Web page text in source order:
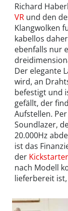
Richard
VR und den
Klangwolken
kabellos
ebenfalls nur
Der elegante
wird, an
befestigt und
gefällt, der
Aufstellen.
Soundlazer,
20.000Hz
ist das
der Kickstarter
nach Modell
lieferbereit